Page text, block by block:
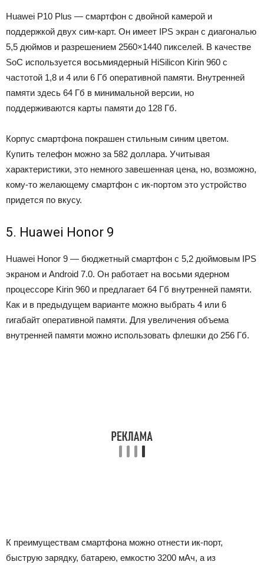
Huawei P10 Plus — смартфон с двойной камерой и
поддержкой двух сим-карт. Он имеет IPS экран с диагональю
5,5 дюймов и разрешением 2560×1440 пикселей. В качестве
SoC используется восьмиядерный HiSilicon Kirin 960 с
частотой 1,8 и 4 или 6 Гб оперативной памяти. Внутренней
памяти здесь 64 Гб в минимальной версии, но
поддерживаются карты памяти до 128 Гб.
Корпус смартфона покрашен стильным синим цветом.
Купить телефон можно за 582 доллара. Учитывая
характеристики, это немного завешенная цена, но, возможно,
кому-то желающему смартфон с ик-портом это устройство
придется по вкусу.
5. Huawei Honor 9
Huawei Honor 9 — бюджетный смартфон с 5,2 дюймовым IPS
экраном и Android 7.0. Он работает на восьми ядерном
процессоре Kirin 960 и предлагает 64 Гб внутренней памяти.
Как и в предыдущем варианте можно выбрать 4 или 6
гигабайт оперативной памяти. Для увеличения объема
внутренней памяти можно использовать флешки до 256 Гб.
К преимуществам смартфона можно отнести ик-порт,
быструю зарядку, батарею, емкостю 3200 мАч, а из